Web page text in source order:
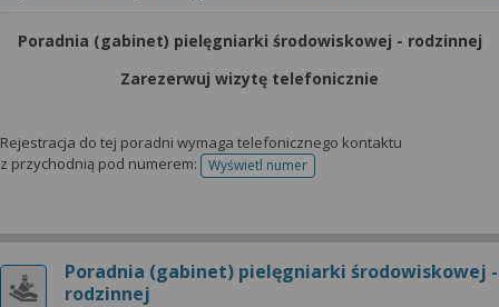
Poradnia (gabinet) pielęgniarki środowiskowej - rodzinnej
Zarezerwuj wizytę telefonicznie
Rejestracja do tej poradni wymaga telefonicznego kontaktu
z przychodnią pod numerem:
Wyświetl numertelefonu do rejestracji
Poradnia (gabinet) pielęgniarki środowiskowej -
rodzinnej